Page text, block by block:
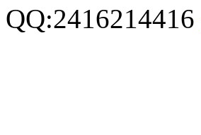
QQ:2416214416